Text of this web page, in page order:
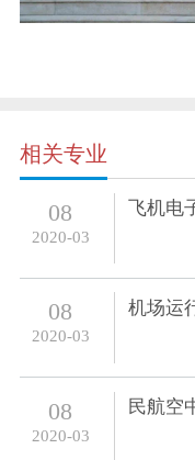
相关专业
08
2020-03
飞机电
08
2020-03
机场运
08
2020-03
民航空